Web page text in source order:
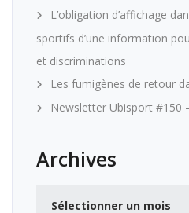
L’obligation d’affichage
sportifs d’une information
et discriminations
Les fumigènes de retour
Newsletter Ubisport #150
Archives